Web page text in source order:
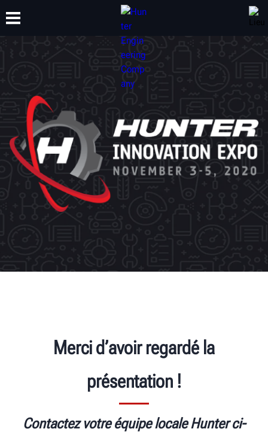
FORMATION
Merci d’avoir regardé la
présentation !
Contactez votre équipe locale Hunter ci-